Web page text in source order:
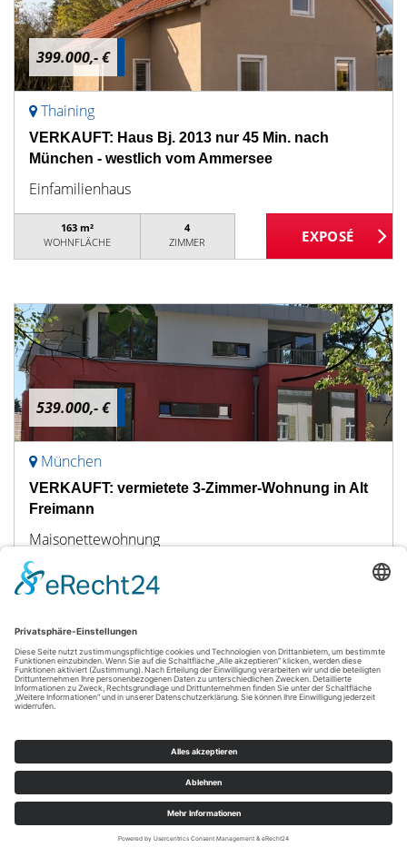
399.000,- €
Thaining
VERKAUFT: Haus Bj. 2013 nur 45 Min. nach
München - westlich vom Ammersee
Einfamilienhaus
163 m²
WOHNFLÄCHE
4
ZIMMER
539.000,- €
München
VERKAUFT: vermietete 3-Zimmer-Wohnung in Alt
Freimann
Maisonettewohnung
81 m²
WOHNFLÄCHE
Powered byImmonia GmbH
Impressum
AGB Widerrufsbelehrung
Datenschutz
Sitemap